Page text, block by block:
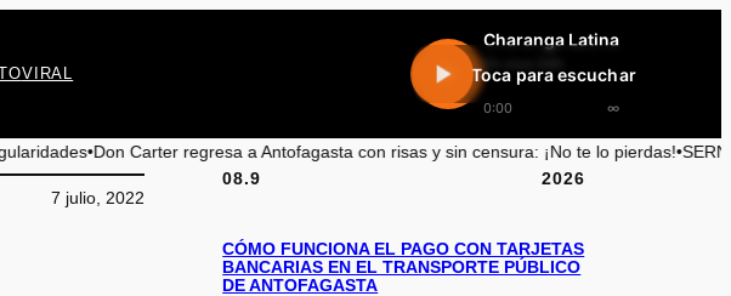
VIRAL
Charanga Latina
En vivo 24h
0:00 ∞
Toca para escuchar
regresa a Antofagasta con risas y sin censura: ¡No te lo pierdas!•SERNAC investiga a
7 julio, 2022
08.9 2026
CÓMO FUNCIONA EL PAGO CON TARJETAS
BANCARIAS EN EL TRANSPORTE PÚBLICO
DE ANTOFAGASTA